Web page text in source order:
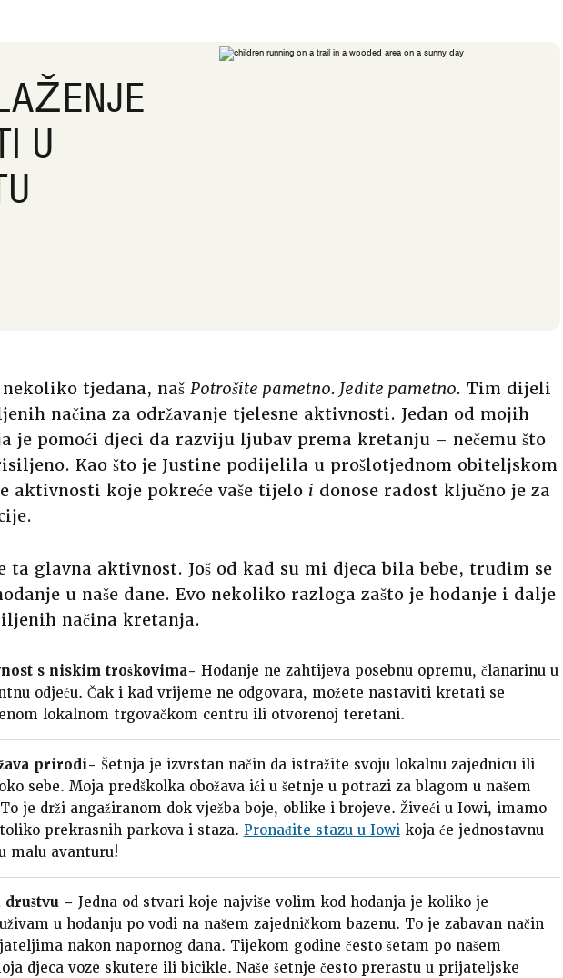
U
tjedana, naš Potrošite pametno. Jedite pametno. Tim dijeli
načina za održavanje tjelesne aktivnosti. Jedan od mojih
je pomoći djeci da razviju ljubav prema kretanju – nečemu što
Kao što je Justine podijelila u prošlotjednom obiteljskom
aktivnosti koje pokreće vaše tijelo i donose radost ključno je za
ta glavna aktivnost. Još od kad su mi djeca bila bebe, trudim se
u naše dane. Evo nekoliko razloga zašto je hodanje i dalje
načina kretanja.
s niskim troškovima- Hodanje ne zahtijeva posebnu opremu, članarinu u
odjeću. Čak i kad vrijeme ne odgovara, možete nastaviti kretati se
lokalnom trgovačkom centru ili otvorenoj teretani.
prirodi- Šetnja je izvrstan način da istražite svoju lokalnu zajednicu ili
sebe. Moja predškolka obožava ići u šetnje u potrazi za blagom u našem
je drži angažiranom dok vježba boje, oblike i brojeve. Živeći u Iowi, imamo
prekrasnih parkova i staza. Pronađite stazu u Iowikoja će jednostavnu
malu avanturu!
– Jedna od stvari koje najviše volim kod hodanja je koliko je
u hodanju po vodi na našem zajedničkom bazenu. To je zabavan način
nakon napornog dana. Tijekom godine često šetam po našem
djeca voze skutere ili bicikle. Naše šetnje često prerastu u prijateljske